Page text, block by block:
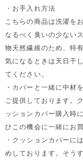
・お手入れ方法
こちらの商品は洗濯を
なるべく臭いの少ない
物天然繊維のため、特
気になるときは天日干
てください。
・カバーと一緒に中材
ご提供しております。
ッションカバー購入時
ひこの機会に一緒にお
・クッションカバーに
めしております。そう